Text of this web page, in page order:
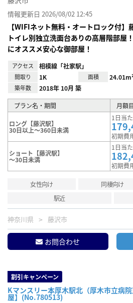
情報更新日 2026/08/02 12:45
【WIFIネット無料・オートロック付
トイレ別独立洗面台ありの高層階部屋
にオススメ安心な御部屋！
アクセス 相模線「社家駅」
間取り 1K 面積
築年数 2018年 10月 築
プラン名・期間 月額
ロング【藤沢駅】
30日以上～360日未満
1日当
初期費
ショート【藤沢駅】
～30日未満
1日当
初期費
女性向け 同棲向け
駅近
神奈川県 藤沢市
お問合わせ
割引キャンペーン
Kマンスリー本厚木駅北（厚木市立病
屋】(No.780513)